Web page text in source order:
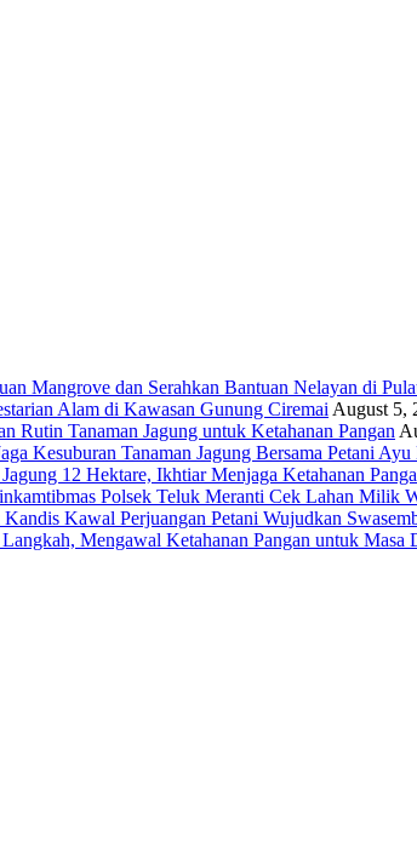
Mangrove dan Serahkan Bantuan Nelayan di
Alam di Kawasan Gunung Ciremai August 5,
Rutin Tanaman Jagung untuk Ketahanan Pangan
Kesuburan Tanaman Jagung Bersama Petani
12 Hektare, Ikhtiar Menjaga Ketahanan
Polsek Teluk Meranti Cek Lahan Milik
Kawal Perjuangan Petani Wujudkan
Mengawal Ketahanan Pangan untuk Masa